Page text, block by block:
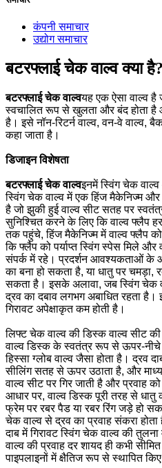
कंपनी समाचार
उद्योग समाचार
बटरफ्लाई चेक वाल्व क्या है?
बटरफ्लाई चेक वाल्वयह एक ऐसा वाल्व है
स्वचालित रूप से खुलता और बंद होता है
है। इसे नॉन-रिटर्न वाल्व, वन-वे वाल्व,
कहा जाता है।
डिजाइन विशेषता
बटरफ्लाई चेक वाल्वइनमें स्विंग चेक
स्विंग चेक वाल्व में एक हिंज मैकेनिज्म और
है जो झुकी हुई वाल्व सीट सतह पर
सुनिश्चित करने के लिए कि वाल्व फ्लैप
तक पहुंचे, हिंज मैकेनिज्म में वाल्व फ्लैप
कि फ्लैप को पर्याप्त स्विंग स्पेस मिले
संपर्क में रहे। प्रदर्शन आवश्यकताओं के
का बना हो सकता है, या धातु पर
सकता है। इसके अलावा, जब स्विंग चेक
द्रव का दबाव लगभग अबाधित रहता है।
गिरावट अपेक्षाकृत कम होती है।
लिफ्ट चेक वाल्व की डिस्क वाल्व सीट
वाल्व डिस्क के स्वतंत्र रूप से ऊपर-नीचे
हिस्सा ग्लोब वाल्व जैसा होता है। द्रव
सीलिंग सतह से ऊपर उठाता है, और
वाल्व सीट पर गिर जाती है और प्रवाह
आधार पर, वाल्व डिस्क पूरी तरह से
फ्रेम पर रबर पैड या रबर रिंग जड़े हो
चेक वाल्व से द्रव का प्रवाह संकरा
दाब में गिरावट स्विंग चेक वाल्व की
वाल्व की प्रवाह दर शायद ही कभी
पाइपलाइनों में क्षैतिज रूप से स्थापित